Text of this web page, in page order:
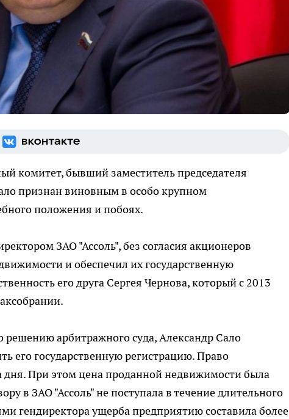
комитет, бывший заместитель председателя
признан виновным в особо крупном
положения и побоях.
ЗАО "Ассоль", без согласия акционеров
и обеспечил их государственную
его друга Сергея Чернова, который с 2013
решению арбитражного суда, Александр Сало
его государственную регистрацию. Право
дня. При этом цена проданной недвижимости была
в ЗАО "Ассоль" не поступала в течение длительного
гендиректора ущерба предприятию составила более